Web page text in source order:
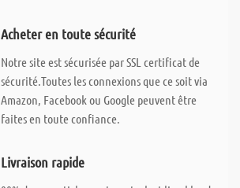
Acheter en toute sécurité
Notre site est sécurisée par SSL certificat de
sécurité.Toutes les connexions que ce soit via
Amazon, Facebook ou Google peuvent être
faites en toute confiance.
Livraison rapide